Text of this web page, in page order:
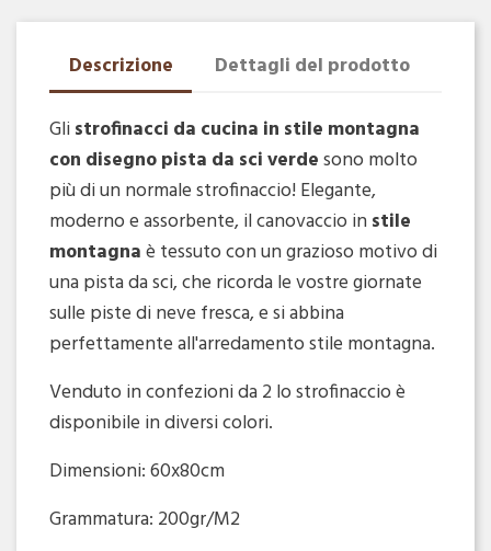
Descrizione
Dettagli del prodotto
Glistrofinacci da cucina in stile montagna
con disegno pista da sci verdesono molto
più di un normale strofinaccio! Elegante,
moderno e assorbente, il canovaccio instile
montagnaè tessuto con un grazioso motivo di
una pista da sci, che ricorda le vostre giornate
sulle piste di neve fresca, e si abbina
perfettamente all'arredamento stile montagna.
Venduto in confezioni da 2 lo strofinaccio è
disponibile in diversi colori.
Dimensioni: 60x80cm
Grammatura: 200gr/M2